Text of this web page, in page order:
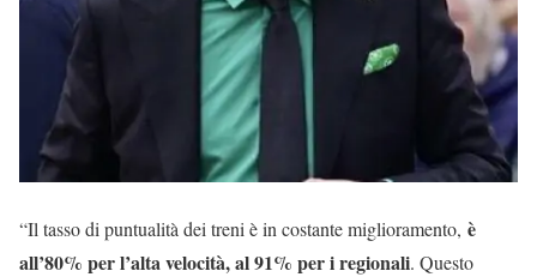
“Il tasso di puntualità dei treni è in costante miglioramento, è
all’80% per l’alta velocità, al 91% per i regionali. Questo